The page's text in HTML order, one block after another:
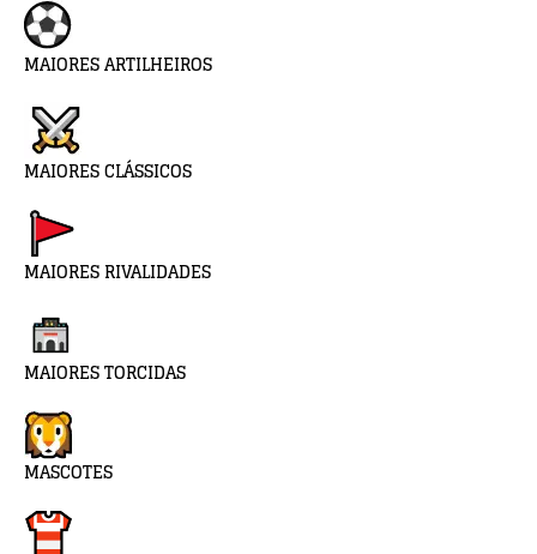
MAIORES ARTILHEIROS
MAIORES CLÁSSICOS
MAIORES RIVALIDADES
MAIORES TORCIDAS
MASCOTES